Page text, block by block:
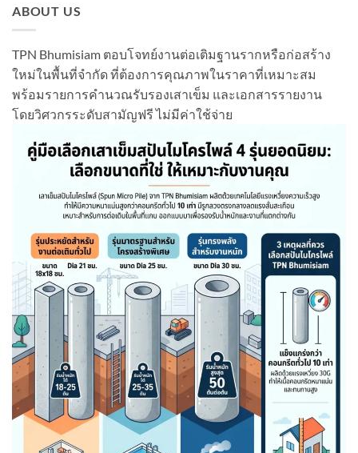
ABOUT US
TPN Bhumisiam ตอบโจทย์งานต่อเติมฐานรากหรือก่อสร้าง
ใหม่ในพื้นที่จำกัด ที่ต้องการคุณภาพในราคาที่เหมาะสม
พร้อมรายการคำนวณรับรองเสาเข็ม และเอกสารรายงาน
โดยวิศวกรระดับสามัญฟรี ไม่มีค่าใช้จ่าย